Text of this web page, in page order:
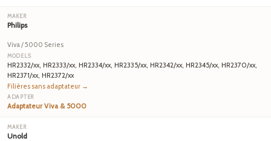
Philips
Viva / 5000 Series
HR2332/xx, HR2333/xx, HR2334/xx, HR2335/xx, HR2342/xx, HR2345/xx, HR2370/xx,
HR2371/xx, HR2372/xx
Filières sans adaptateur →
Adaptateur Viva & 5000
Unold